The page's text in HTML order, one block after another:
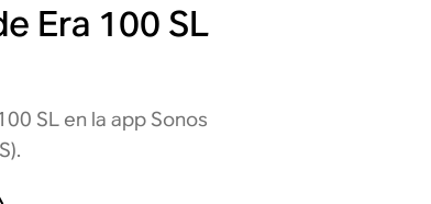
Era 100 SL
SL en la app Sonos